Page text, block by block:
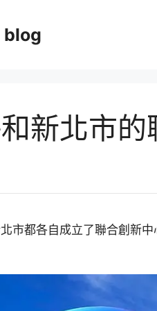
blog
新北市
市都各自成立了聯合創新